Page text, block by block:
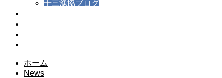
十三漁協ブログ
ホーム
News